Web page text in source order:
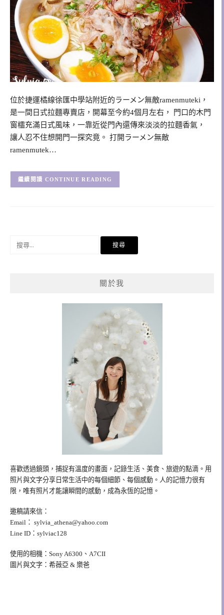
位於捷運橘線徐匯中學站附近的ラーメン無敵ramenmuteki，
是一間日式拉麵專賣店，開幕至今約4個月左右， 門口的木門
窗櫺充滿日式風味，一靠近從門內還傳來淡淡的拉麵香氣，
讓人忍不住想開門一探究竟。 打開ラーメン無敵
ramenmutek…
CONTINUE READING
關於我
喜歡透過鏡頭，捕捉有溫度的畫面，記錄生活、美食、旅遊的點滴。用
照片與文字分享日常生活中的每個細節、每個感動。人的記憶力很有
限，唯有照片才能讓瞬間的感動，成為永恆的記憶。
邀稿請來信：
Email： sylvia_athena@yahoo.com
Line ID：sylviac128
使用的相機：Sony A6300、A7CII
圖片與文字：希薇亞 & 樂爸